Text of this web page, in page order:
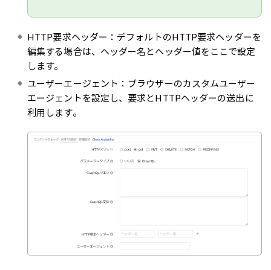
HTTP要求ヘッダー：デフォルトのHTTP要求ヘッダーを
編集する場合は、ヘッダー名とヘッダー値をここで設定
します。
ユーザーエージェント：ブラウザーのカスタムユーザー
エージェントを設定し、要求とHTTPヘッダーの送出に
利用します。